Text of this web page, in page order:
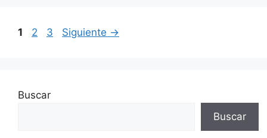
Página
1 Página
2 Página
3 Siguiente →
Buscar
Buscar